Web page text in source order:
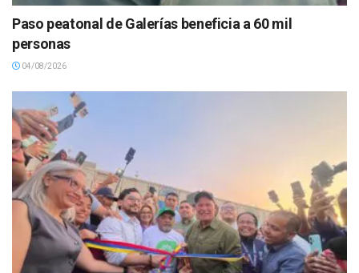
Paso peatonal de Galerías beneficia a 60 mil
personas
04/08/2026